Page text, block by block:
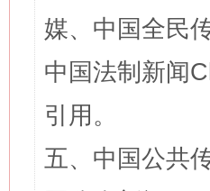
媒、中国全民
中国法制新闻
引用。
五、中国公共